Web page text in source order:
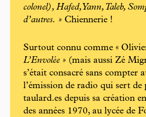
colonel), Hafed, Yann, Taleb,
d’autres. » Chiennerie !
Surtout connu comme «
L’Envolée » (mais aussi Zé
s’était consacré sans compter
l’émission de radio qui sert de
taulard.es depuis sa création
des années 1970, au lycée de